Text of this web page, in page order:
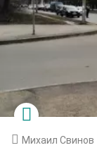
Михаил Свинов